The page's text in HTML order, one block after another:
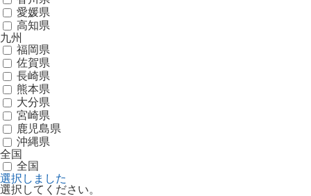
愛媛県
高知県
九州
福岡県
佐賀県
長崎県
熊本県
大分県
宮崎県
鹿児島県
沖縄県
全国
全国
選択しました
選択してください。